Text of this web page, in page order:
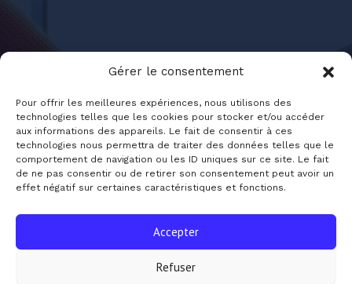
Gérer le consentement
Pour offrir les meilleures expériences, nous utilisons des
technologies telles que les cookies pour stocker et/ou accéder
aux informations des appareils. Le fait de consentir à ces
technologies nous permettra de traiter des données telles que le
comportement de navigation ou les ID uniques sur ce site. Le fait
de ne pas consentir ou de retirer son consentement peut avoir un
effet négatif sur certaines caractéristiques et fonctions.
Accepter
Refuser
Jounal-Sante.fr
Copyright © 2026 Journal Santé